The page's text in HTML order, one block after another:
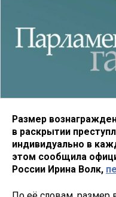
Размер
в раскрытии
индивидуально в
этом сообщила
России Ирина Волк,